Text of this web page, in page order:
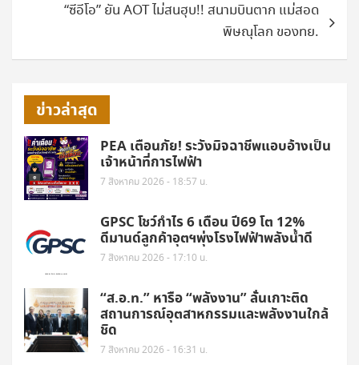
“ซีอีโอ” ยัน AOT ไม่สนฮุบ!! สนามบินตาก แม่สอด
พิษณุโลก ของทย.
ข่าวล่าสุด
PEA เตือนภัย! ระวังมิจฉาชีพแอบอ้างเป็น
เจ้าหน้าที่การไฟฟ้า
7 สิงหาคม 2026 - 18:57 น.
GPSC โชว์กำไร 6 เดือน ปี69 โต 12%
ดีมานด์ลูกค้าอุตฯพุ่งโรงไฟฟ้าพลังน้ำดี
7 สิงหาคม 2026 - 17:10 น.
“ส.อ.ท.” หารือ “พลังงาน” ลั่นเกาะติด
สถานการณ์อุตสาหกรรมและพลังงานใกล้
ชิด
7 สิงหาคม 2026 - 16:31 น.